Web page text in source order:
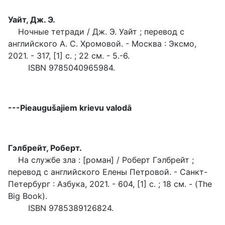
Уайт, Дж. Э.
Ночные тетради / Дж. Э. Уайт ; перевод с
английского А. С. Хромовой. - Москва : Эксмо,
2021. - 317, [1] с. ; 22 см. - 5.-6.
ISBN 9785040965984.
---Pieaugušajiem krievu valodā
Гэлбрейт, Роберт.
На службе зла : [роман] / Роберт Гэлбрейт ;
перевод с английского Елены Петровой. - Санкт-
Петербург : Азбука, 2021. - 604, [1] с. ; 18 см. - (The
Big Book).
ISBN 9785389126824.